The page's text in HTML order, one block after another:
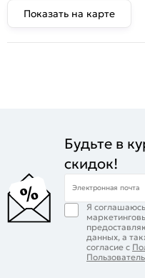
Показать на карте
Будьте в
скидок!
Электронная почта
Я
данных, а
согласие с